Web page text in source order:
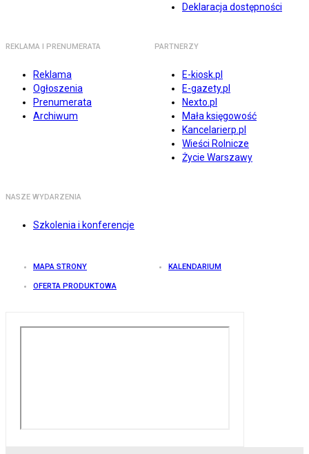
Deklaracja dostępności
REKLAMA I PRENUMERATA
Reklama
Ogłoszenia
Prenumerata
Archiwum
PARTNERZY
E-kiosk.pl
E-gazety.pl
Nexto.pl
Mała księgowość
Kancelarierp.pl
Wieści Rolnicze
Życie Warszawy
NASZE WYDARZENIA
Szkolenia i konferencje
MAPA STRONY KALENDARIUM
OFERTA PRODUKTOWA